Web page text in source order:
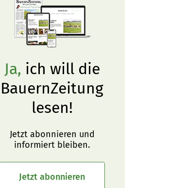
Ja, ich will die
BauernZeitung
lesen!
Jetzt abonnieren und
informiert bleiben.
Jetzt abonnieren